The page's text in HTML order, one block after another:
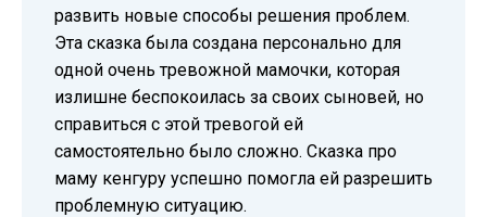
развить новые способы решения проблем.
Эта сказка была создана персонально для
одной очень тревожной мамочки, которая
излишне беспокоилась за своих сыновей, но
справиться с этой тревогой ей
самостоятельно было сложно. Сказка про
маму кенгуру успешно помогла ей разрешить
проблемную ситуацию.